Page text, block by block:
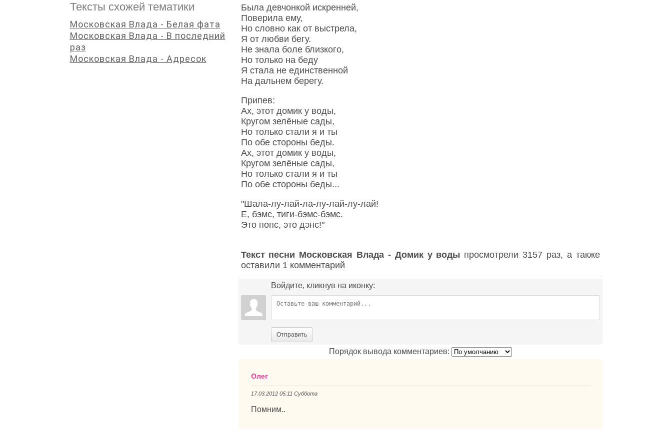
Была девчонкой искренней,
Поверила ему,
Но словно как от выстрела,
Я от любви бегу.
Не знала боле близкого,
Но только на беду
Я стала не единственной
На дальнем берегу.
Припев:
Ах, этот домик у воды,
Кругом зелёные сады,
Но только стали я и ты
По обе стороны беды.
Ах, этот домик у воды,
Кругом зелёные сады,
Но только стали я и ты
По обе стороны беды...
"Шала-лу-лай-ла-лу-лай-лу-лай!
Е, бэмс, тиги-бэмс-бэмс.
Это попс, это дэнс!"
Текст песни Московская Влада - Домик у воды просмотрели 3157 раз, а также
оставили 1 комментарий
Войдите, кликнув на иконку:
Отправить
Порядок вывода комментариев:
Олег
17.03.2012 05:11 Суббота
Помним..
Тексты схожей тематики
Московская Влада - Белая фата
Московская Влада - В последний
раз
Московская Влада - Адресок